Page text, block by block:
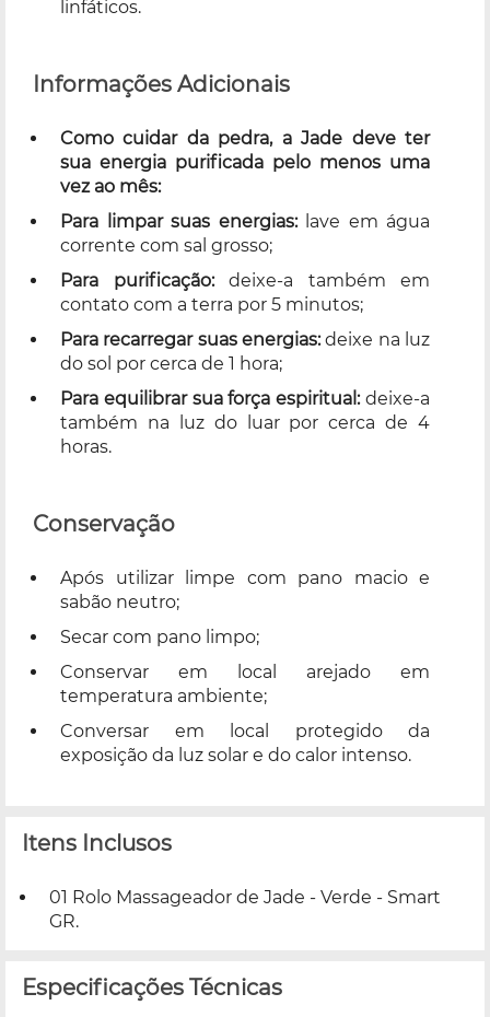
linfáticos.
Informações Adicionais
Como cuidar da pedra, a Jade deve ter
sua energia purificada pelo menos uma
vez ao mês:
Para limpar suas energias:lave em água
corrente com sal grosso;
Para purificação:deixe-a também em
contato com a terra por 5 minutos;
Para recarregar suas energias:deixe na luz
do sol por cerca de 1 hora;
Para equilibrar sua força espiritual:deixe-a
também na luz do luar por cerca de 4
horas.
Conservação
Após utilizar limpe com pano macio e
sabão neutro;
Secar com pano limpo;
Conservar em local arejado em
temperatura ambiente;
Conversar em local protegido da
exposição da luz solar e do calor intenso.
Itens Inclusos
01 Rolo Massageador de Jade - Verde - Smart
GR.
Especificações Técnicas